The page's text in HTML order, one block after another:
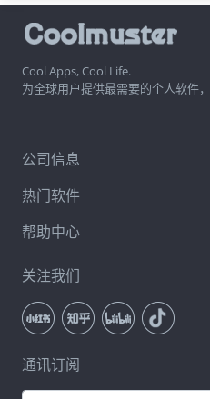
Cool Apps, Cool Life.
为全球用户提供最需要的个人软件
公司信息
热门软件
帮助中心
关注我们
通讯订阅